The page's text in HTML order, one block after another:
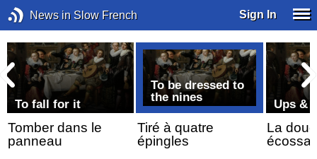
News in Slow French Sign In
To fall for it
Tomber dans le
panneau
To be dressed to
the nines
Tiré à quatre
épingles
Ups &
La